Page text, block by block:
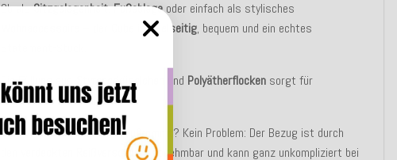
Ob alsSitzgelegenheit,Fußablageoder einfach als stylisches
istvielseitig, bequem und ein echtes
DieFüllung Styroporkügelchen und Polyätherflocken sorgt für
angenehmen Sitzkomfort.
Und wenn mal ein Fleck draufkommt? Kein Problem: Der Bezug ist durch
Reißverschluss abnehmbar und kann ganz unkompliziert bei